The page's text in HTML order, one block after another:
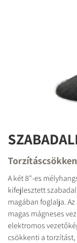
A két 8"-es
kifejlesztett
magában foglalja.
magas mágneses
elektromos
csökkenti a